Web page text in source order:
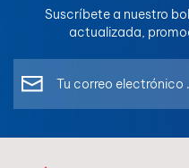
Suscríbete a nuestro
actualizada,